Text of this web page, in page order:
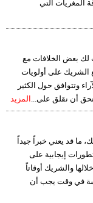
التي
لك بعض الخلافات مع
الشريك على أولويات
وتتوافق حول الكثير
أن نقلق على... المزيد
ما قد يعني خبراً جيداً
إيجابية على
والشريك أوقاتاً
في وقت يجب أن